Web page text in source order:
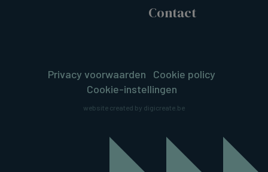
Contact
Privacy voorwaarden
Cookie policy
Cookie-instellingen
website created by digicreate.be